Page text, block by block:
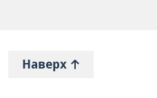
Наверх